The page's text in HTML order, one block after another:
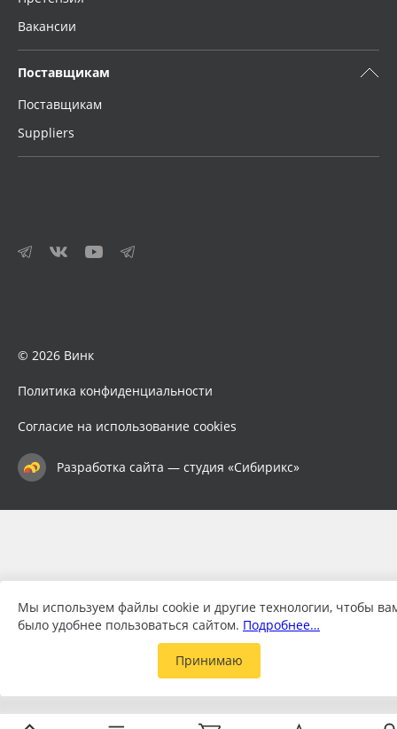
Вакансии
Поставщикам
Поставщикам
Suppliers
© 2026 Винк
Политика конфиденциальности
Согласие на использование cookies
Разработка сайта — студия «Сибирикс»
Мы используем файлы cookie и другие технологии, чтобы
было удобнее пользоваться сайтом. Подробнее…
Принимаю